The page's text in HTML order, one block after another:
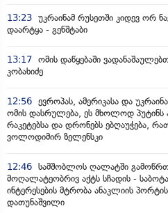
13:23 უკრაინამ რუსეთში კიდევ ორ
დაარტყა - გენშტაბი
13:17 ომის დაწყებაში
კობახიძე
12:56 ევროპას, ამერიკასა და
ომის დასრულება, ეს მხოლოდ პუტინს
რაკეტებსა და დრონებს ებღაუჭება,
ვოლოდიმირ ზელენსკი
12:46 სამშობლოს ღალატში
მოღალატეობრივ აქტს სჩადის -
ინტერესების მტრობა ანაკლიის
დათუნაშვილი